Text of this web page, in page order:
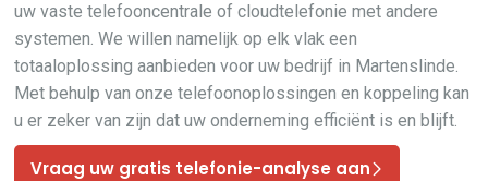
uw vaste telefooncentrale of cloudtelefonie met andere
systemen. We willen namelijk op elk vlak een
totaaloplossing aanbieden voor uw bedrijf in Martenslinde.
Met behulp van onze telefoonoplossingen en koppeling kan
u er zeker van zijn dat uw onderneming efficiënt is en blijft.
Vraag uw gratis telefonie-analyse aan